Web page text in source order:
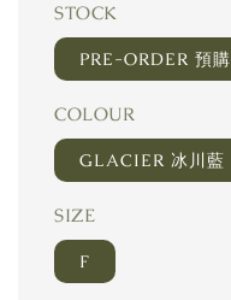
STOCK
PRE-ORDER 預購
COLOUR
GLACIER 冰川藍
SIZE
F